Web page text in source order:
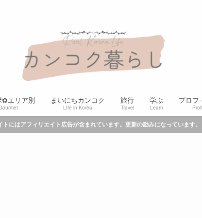
✿エリア別 まいにちカンコク
LIfe in Korea
旅行
Travel
学ぶ
Learn
プロフ
トにはアフィリエイト広告が含まれています。更新の励みになっています。